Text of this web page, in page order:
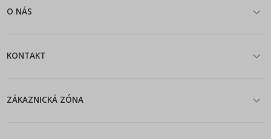
O NÁS
KONTAKT
ZÁKAZNICKÁ ZÓNA